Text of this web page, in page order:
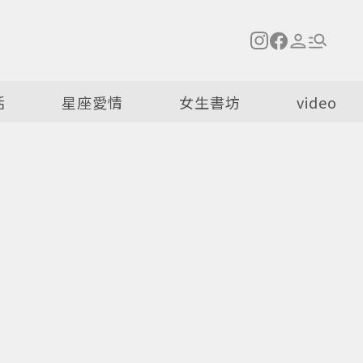
星座愛情 女生書坊 video